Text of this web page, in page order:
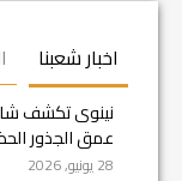
اخبار شعبنا
نينوى تكشف
عمق الجذور
28 يونيو, 2026